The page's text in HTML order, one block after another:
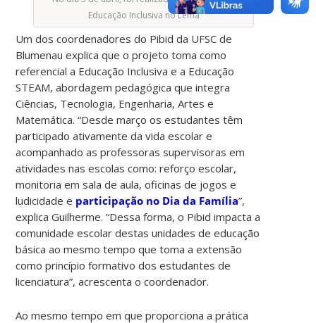
Educação Inclusiva no Lema
Um dos coordenadores do Pibid da UFSC de
Blumenau explica que o projeto toma como
referencial a Educação Inclusiva e a Educação
STEAM, abordagem pedagógica que integra
Ciências, Tecnologia, Engenharia, Artes e
Matemática. “Desde março os estudantes têm
participado ativamente da vida escolar e
acompanhado as professoras supervisoras em
atividades nas escolas como: reforço escolar,
monitoria em sala de aula, oficinas de jogos e
ludicidade e participação no Dia da Família”,
explica Guilherme. “Dessa forma, o Pibid impacta a
comunidade escolar destas unidades de educação
básica ao mesmo tempo que toma a extensão
como princípio formativo dos estudantes de
licenciatura”, acrescenta o coordenador.
Ao mesmo tempo em que proporciona a prática